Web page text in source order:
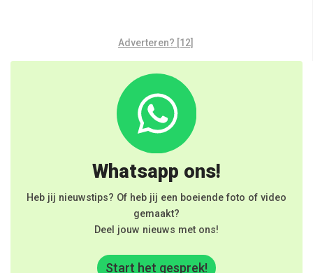
Adverteren? [12]
Whatsapp ons!
Heb jij nieuwstips? Of heb jij een boeiende foto of video
gemaakt?
Deel jouw nieuws met ons!
Start het gesprek!